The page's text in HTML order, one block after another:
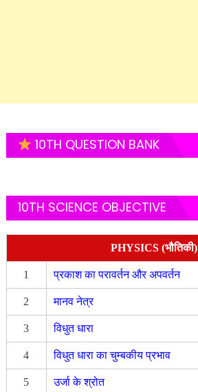
10TH QUESTION BANK
10TH SCIENCE OBJECTIVE
PHYSICS (भौतिकी)
1 प्रकाश का परावर्तन और अपवर्तन
2 मानव नेत्र
3 विधुत धारा
4 विधुत धारा का चुम्बकीय प्रभाव
5 उर्जा के श्रोत